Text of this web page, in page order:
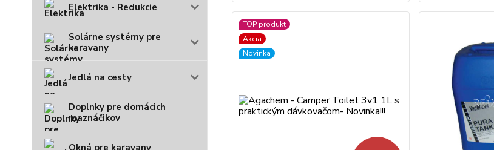
Elektrika - Redukcie
Solárne systémy pre
karavany
Jedlá na cesty
Doplnky pre domácich
maznáčikov
Okná pre karavany
TOP produkt
Akcia
Novinka